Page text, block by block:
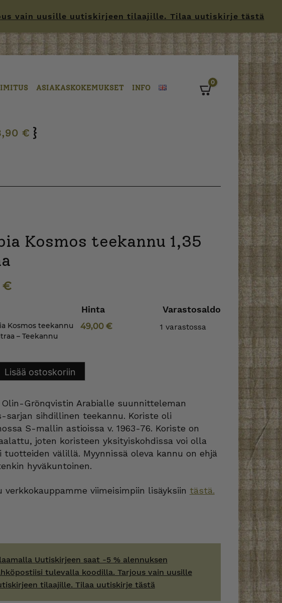
vain uusille uutiskirjeen tilaajille. Tilaa uutiskirje tästä
ASIAKASKOKEMUKSET INFO
0
€ }
Kosmos teekannu 1,35
€
Hinta Varastosaldo
Kosmos teekannu
– Teekannu
49,00 € 1 varastossa
Lisää ostoskoriin
Olin-Grönqvistin Arabialle suunnitteleman
sarjan sihdillinen teekannu. Koriste oli
S-mallin astioissa v. 1963-76. Koriste on
joten koristeen yksityiskohdissa voi olla
tuotteiden välillä. Myynnissä oleva kannu on ehjä
hyväkuntoinen.
verkkokauppamme viimeisimpiin lisäyksiin tästä.
Uutiskirjeen saat -5 % alennuksen
tulevalla koodilla. Tarjous vain uusille
tilaajille. Tilaa uutiskirje tästä